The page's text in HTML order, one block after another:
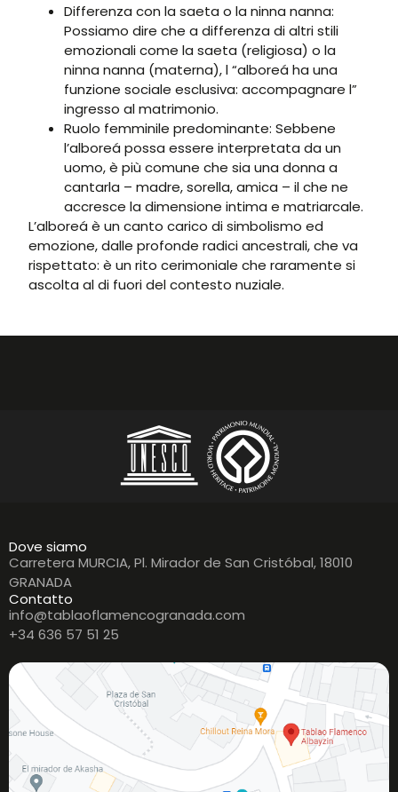
Differenza con la saeta o la ninna nanna:
Possiamo dire che a differenza di altri stili
emozionali come la saeta (religiosa) o la
ninna nanna (materna), l “alboreá ha una
funzione sociale esclusiva: accompagnare l”
ingresso al matrimonio.
Ruolo femminile predominante: Sebbene
l’alboreá possa essere interpretata da un
uomo, è più comune che sia una donna a
cantarla – madre, sorella, amica – il che ne
accresce la dimensione intima e matriarcale.
L’alboreá è un canto carico di simbolismo ed
emozione, dalle profonde radici ancestrali, che va
rispettato: è un rito cerimoniale che raramente si
ascolta al di fuori del contesto nuziale.
Dove siamo
Carretera MURCIA, Pl. Mirador de San Cristóbal, 18010
GRANADA
Contatto
info@tablaoflamencogranada.com
+34 636 57 51 25